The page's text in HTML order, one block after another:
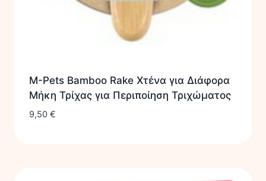
M-Pets Bamboo Rake Χτένα για Διάφορα
Μήκη Τρίχας για Περιποίηση Τριχώματος
9,50 €